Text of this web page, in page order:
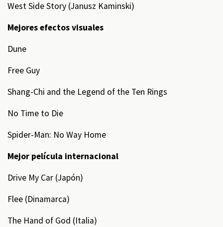
West Side Story (Janusz Kaminski)
Mejores efectos visuales
Dune
Free Guy
Shang-Chi and the Legend of the Ten Rings
No Time to Die
Spider-Man: No Way Home
Mejor película internacional
Drive My Car (Japón)
Flee (Dinamarca)
The Hand of God (Italia)